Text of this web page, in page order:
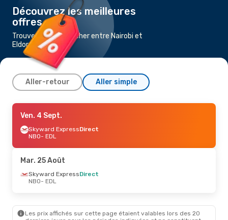
Découvrez les meilleures
offres
Trouvez un vol pas cher entre Nairobi et
Eldoret
Aller-retour Aller simple
Mar. 25 Août
Skyward ExpressDirect
NBO- EDL
EDL- NBO
Ven. 4 Sept.- Dim. 6 Sept.
- NBO
Ven. 4 Sept.
Skyward ExpressDirect
NBO- EDL
Mar. 25 Août
Skyward ExpressDirect
NBO- EDL
Les prix affichés sur cette page étaient valables lors des 20